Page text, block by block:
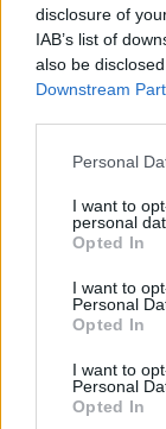
disclosure of
IAB’s list of
also be
Downstream
Personal
I want to
personal
Opted In
I want to
Personal
Opted In
I want to
Personal
Opted In
VIDEO/ Kaosi në
kopsht dhe
drejt humnerës,
Xhixho: Mbyllja e
shkollave rrezikon